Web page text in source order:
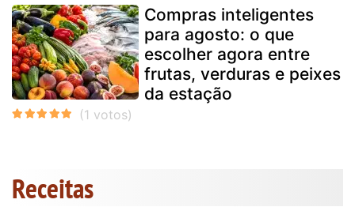
Compras inteligentes
para agosto: o que
escolher agora entre
frutas, verduras e peixes
da estação
Receitas